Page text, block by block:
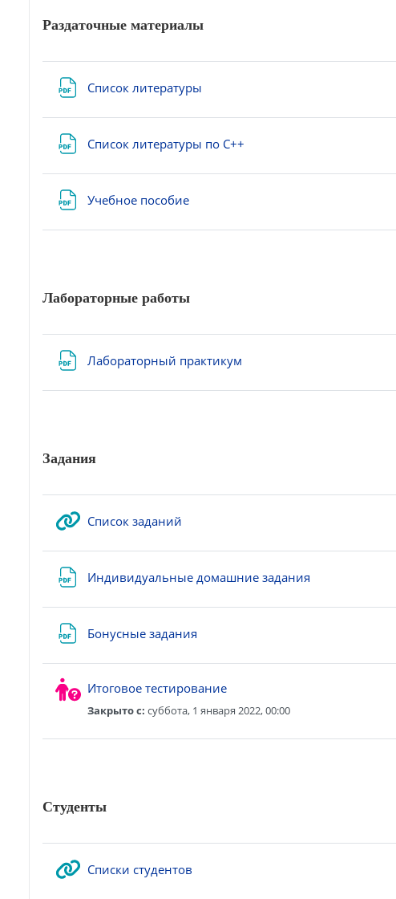
Раздаточные материалы
Список литературы
Список литературы по C++
Учебное пособие
Лабораторные работы
Лабораторный практикум
Задания
Список заданий
Индивидуальные домашние задания
Бонусные задания
Итоговое тестирование
Закрыто c: суббота, 1 января 2022, 00:00
Студенты
Списки студентов